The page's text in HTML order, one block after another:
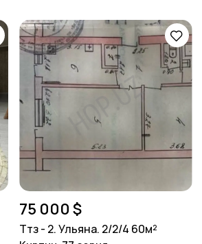
75 000 $
Ттз - 2. Ульяна. 2/2/4 60м²